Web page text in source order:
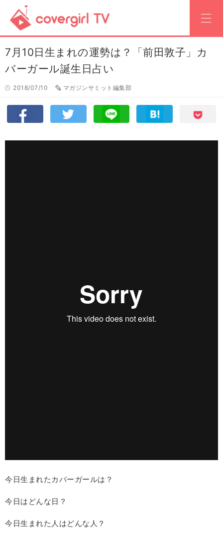
7月10日生まれの運勢は？「前田敦子」カ
バーガール誕生日占い
2018/07/10 マガジンサミット編集部
今日生まれたカバーガールは？
今日はどんな日？
今日生まれた人はどんな人？